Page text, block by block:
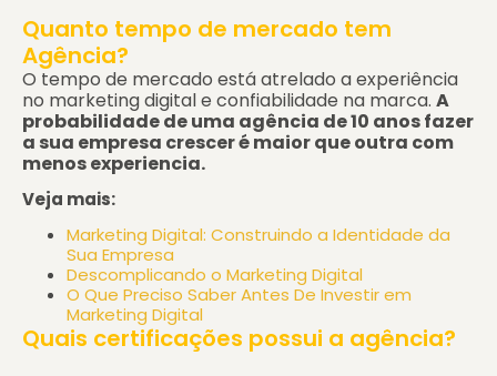
Quanto tempo de mercado tem
Agência?
O tempo de mercado está atrelado a experiência
no marketing digital e confiabilidade na marca. A
probabilidade de uma agência de 10 anos fazer
a sua empresa crescer é maior que outra com
menos experiencia.
Veja mais:
Marketing Digital: Construindo a Identidade da
Sua Empresa
Descomplicando o Marketing Digital
O Que Preciso Saber Antes De Investir em
Marketing Digital
Quais certificações possui a agência?